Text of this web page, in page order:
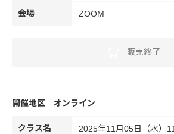
会場 ZOOM
販売終了
オンライン
クラス名 2025年11月05日（水）